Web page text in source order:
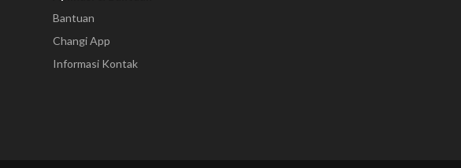
Bantuan
Changi App
Informasi Kontak